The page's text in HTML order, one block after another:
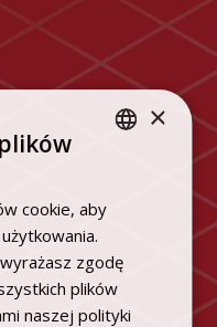
ENGLISH
×
cookie, aby
zgodę
plików
naszej polityki